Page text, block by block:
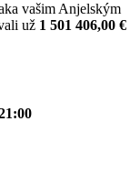
vašim Anjelským
už 1 501 406,00 €